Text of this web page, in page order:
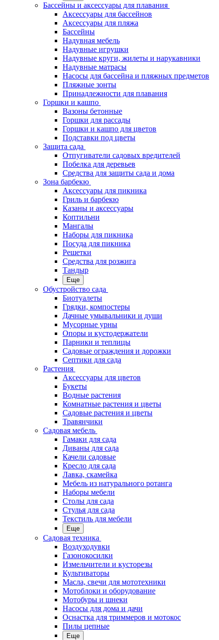
Бассейны и аксессуары для плавания
Аксессуары для бассейнов
Аксессуары для пляжа
Бассейны
Надувная мебель
Надувные игрушки
Надувные круги, жилеты и нарукавники
Надувные матрасы
Насосы для бассейна и пляжных предметов
Пляжные зонты
Принадлежности для плавания
Горшки и кашпо
Вазоны бетонные
Горшки для рассады
Горшки и кашпо для цветов
Подставки под цветы
Защита сада
Отпугиватели садовых вредителей
Побелка для деревьев
Средства для защиты сада и дома
Зона барбекю
Аксессуары для пикника
Гриль и барбекю
Казаны и аксессуары
Коптильни
Мангалы
Наборы для пикника
Посуда для пикника
Решетки
Средства для розжига
Тандыр
Еще
Обустройство сада
Биотуалеты
Грядки, компостеры
Дачные умывальники и души
Мусорные урны
Опоры и кустодержатели
Парники и теплицы
Садовые ограждения и дорожки
Септики для сада
Растения
Аксессуары для цветов
Букеты
Водные растения
Комнатные растения и цветы
Садовые растения и цветы
Травянчики
Садовая мебель
Гамаки для сада
Диваны для сада
Качели садовые
Кресло для сада
Лавка, скамейка
Мебель из натурального ротанга
Наборы мебели
Столы для сада
Стулья для сада
Текстиль для мебели
Еще
Садовая техника
Воздуходувки
Газонокосилки
Измельчители и кусторезы
Культиваторы
Масла, свечи для мототехники
Мотоблоки и оборудование
Мотобуры и шнеки
Насосы для дома и дачи
Оснастка для триммеров и мотокос
Пилы цепные
Еще